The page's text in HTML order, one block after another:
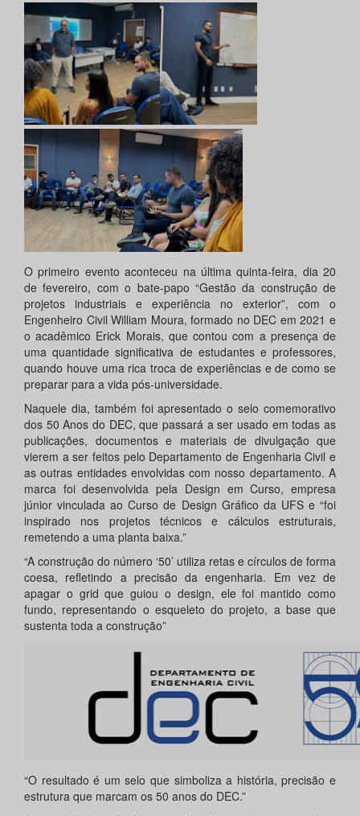
O primeiro evento aconteceu na última quinta-feira, dia 20
de fevereiro, com o bate-papo “Gestão da construção de
projetos industriais e experiência no exterior”, com o
Engenheiro Civil William Moura, formado no DEC em 2021 e
o acadêmico Erick Morais, que contou com a presença de
uma quantidade significativa de estudantes e professores,
quando houve uma rica troca de experiências e de como se
preparar para a vida pós-universidade.
Naquele dia, também foi apresentado o selo comemorativo
dos 50 Anos do DEC, que passará a ser usado em todas as
publicações, documentos e materiais de divulgação que
vierem a ser feitos pelo Departamento de Engenharia Civil e
as outras entidades envolvidas com nosso departamento. A
marca foi desenvolvida pela Design em Curso, empresa
júnior vinculada ao Curso de Design Gráfico da UFS e “foi
inspirado nos projetos técnicos e cálculos estruturais,
remetendo a uma planta baixa.”
“A construção do número ‘50’ utiliza retas e círculos de forma
coesa, refletindo a precisão da engenharia. Em vez de
apagar o grid que guiou o design, ele foi mantido como
fundo, representando o esqueleto do projeto, a base que
sustenta toda a construção”
“O resultado é um selo que simboliza a história, precisão e
estrutura que marcam os 50 anos do DEC.”